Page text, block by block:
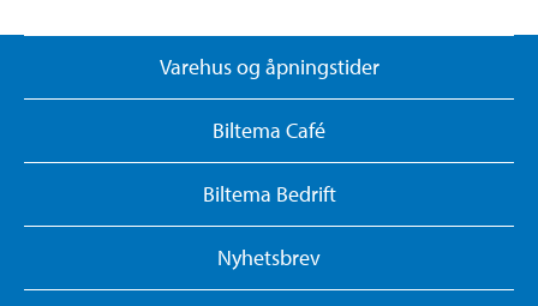
Varehus og åpningstider
Biltema Café
Biltema Bedrift
Nyhetsbrev